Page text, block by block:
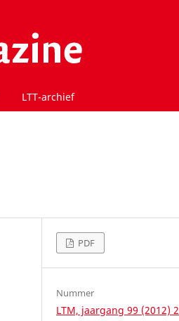
LTT-archief
PDF
Nummer
LTM, jaargang 99 (2012) 2